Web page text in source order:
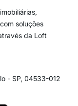
soluções
da Loft
- SP, 04533-012